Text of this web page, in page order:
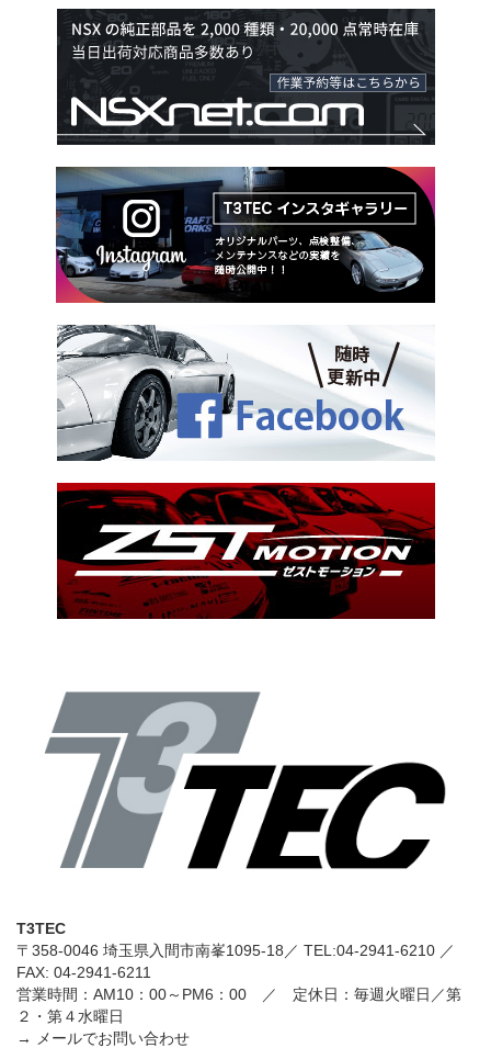
T3TEC
〒358-0046 埼玉県入間市南峯1095-18／ TEL:04-2941-6210 ／
FAX: 04-2941-6211
営業時間：AM10：00～PM6：00 ／ 定休日：毎週火曜日／第
２・第４水曜日
→
メールでお問い合わせ